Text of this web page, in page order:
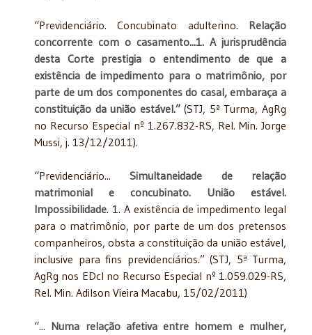
“Previdenciário. Concubinato adulterino. Relação
concorrente com o casamento...1. A jurisprudência
desta Corte prestigia o entendimento de que a
existência de impedimento para o matrimônio, por
parte de um dos componentes do casal, embaraça a
constituição da união estável.”(STJ, 5ª Turma, AgRg
no Recurso Especial nº 1.267.832-RS, Rel. Min. Jorge
Mussi, j. 13/12/2011).
“Previdenciário...Simultaneidade de relação
matrimonial e concubinato. União estável.
Impossibilidade. 1. A existência de impedimento legal
para o matrimônio, por parte de um dos pretensos
companheiros, obsta a constituição da união estável,
inclusive para fins previdenciários.” (STJ, 5ª Turma,
AgRg nos EDcl no Recurso Especial nº 1.059.029-RS,
Rel. Min. Adilson Vieira Macabu, 15/02/2011)
“... Numa relação afetiva entre homem e mulher,